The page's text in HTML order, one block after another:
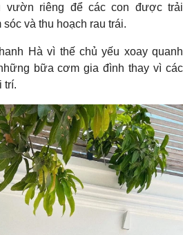
vườn riêng để các con được trải
và thu hoạch rau trái.
Hà vì thế chủ yếu xoay quanh
bữa cơm gia đình thay vì các
trí.